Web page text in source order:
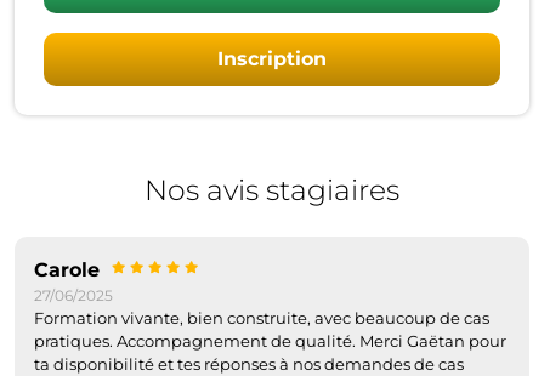
Inscription
Nos avis stagiaires
Carole
27/06/2025
Formation vivante, bien construite, avec beaucoup de cas
pratiques. Accompagnement de qualité. Merci Gaëtan pour
ta disponibilité et tes réponses à nos demandes de cas